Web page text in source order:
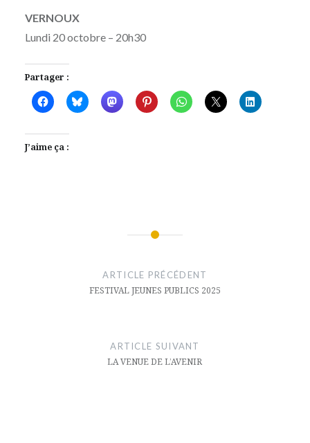
VERNOUX
Lundi 20 octobre – 20h30
Partager :
J’aime ça :
ARTICLE PRÉCÉDENT
FESTIVAL JEUNES PUBLICS 2025
ARTICLE SUIVANT
LA VENUE DE L’AVENIR